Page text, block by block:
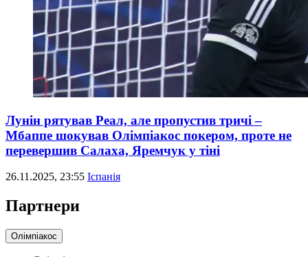
Лунін рятував Реал, але пропустив тричі –
Мбаппе шокував Олімпіакос покером, проте не
перевершив Салаха, Яремчук у тіні
26.11.2025, 23:55 Іспанія
Партнери
Олімпіакос